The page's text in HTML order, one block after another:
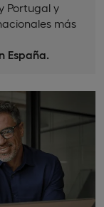
Portugal y
más
España.